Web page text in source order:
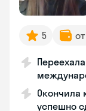
5
Окончила
успешно